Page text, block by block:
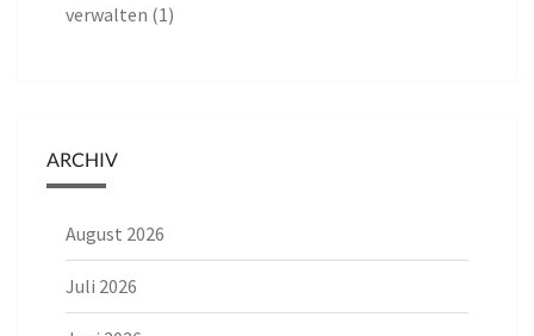
verwalten (1)
ARCHIV
August 2026
Juli 2026